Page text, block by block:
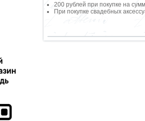
200 рублей при покупке на
При покупке свадебных